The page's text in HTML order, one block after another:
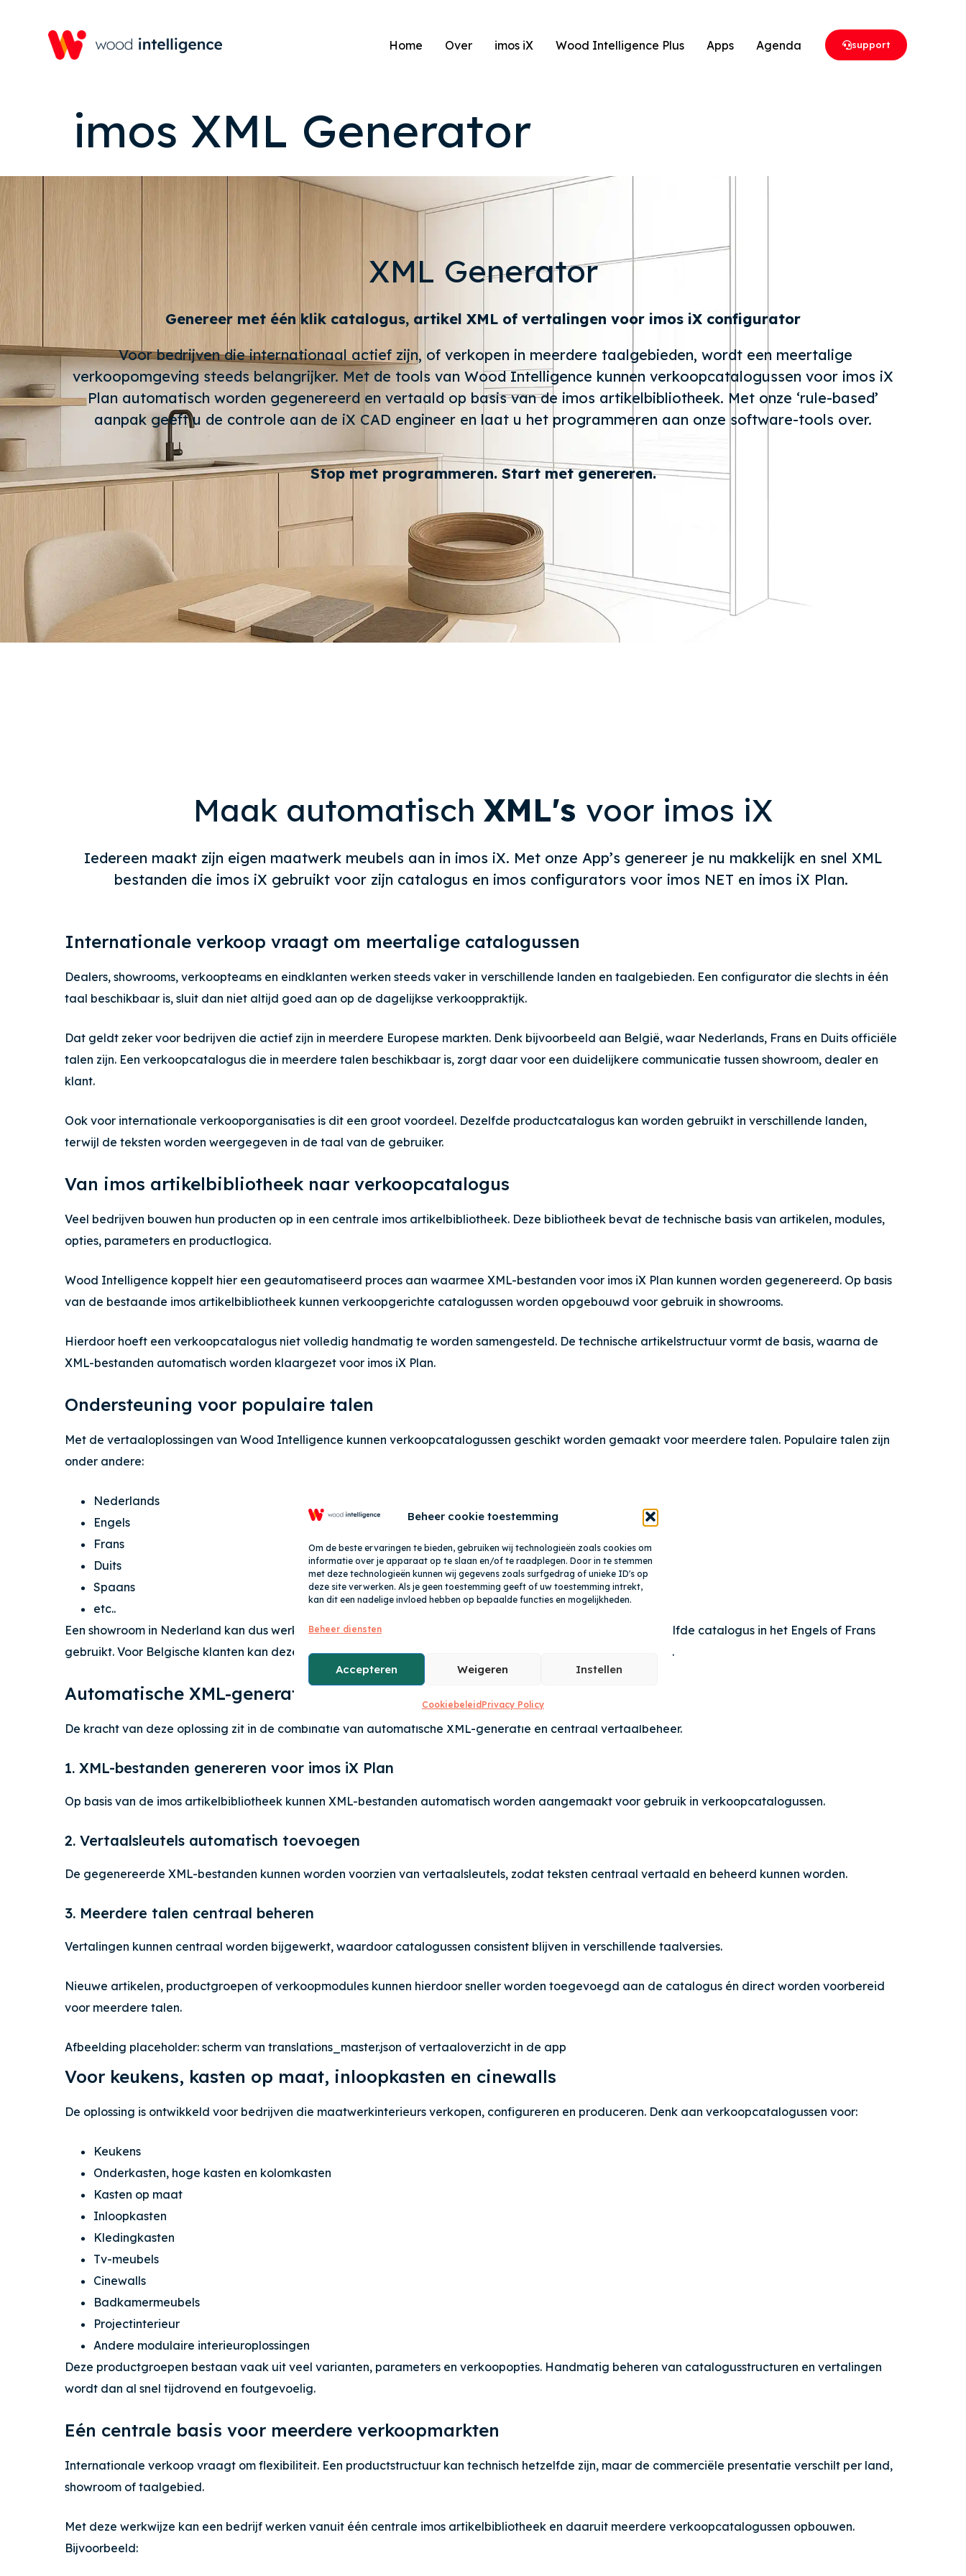
Beheer cookie toestemming
Om de beste ervaringen te bieden, gebruiken wij technologieën zoals cookies om
informatie over je apparaat op te slaan en/of te raadplegen. Door in te stemmen
met deze technologieën kunnen wij gegevens zoals surfgedrag of unieke ID's op
deze site verwerken. Als je geen toestemming geeft of uw toestemming intrekt,
kan dit een nadelige invloed hebben op bepaalde functies en mogelijkheden.
Beheer diensten
Accepteren Weigeren Instellen
Cookiebeleid Privacy Policy
Home Over imos iX Wood Intelligence Plus Apps Agenda support
imos XML Generator
XML Generator
Genereer met één klik catalogus, artikel XML of vertalingen voor imos iX configurator
Voor bedrijven die internationaal actief zijn, of verkopen in meerdere taalgebieden, wordt een meertalige
verkoopomgeving steeds belangrijker. Met de tools van Wood Intelligence kunnen verkoopcatalogussen voor imos iX
Plan automatisch worden gegenereerd en vertaald op basis van de imos artikelbibliotheek. Met onze ‘rule-based’
aanpak geeft u de controle aan de iX CAD engineer en laat u het programmeren aan onze software-tools over.
Stop met programmeren. Start met genereren.
Maak automatisch XML's voor imos iX
Iedereen maakt zijn eigen maatwerk meubels aan in imos iX. Met onze App’s genereer je nu makkelijk en snel XML
bestanden die imos iX gebruikt voor zijn catalogus en imos configurators voor imos NET en imos iX Plan.
Internationale verkoop vraagt om meertalige catalogussen
Dealers, showrooms, verkoopteams en eindklanten werken steeds vaker in verschillende landen en taalgebieden. Een configurator die slechts in één
taal beschikbaar is, sluit dan niet altijd goed aan op de dagelijkse verkooppraktijk.
Dat geldt zeker voor bedrijven die actief zijn in meerdere Europese markten. Denk bijvoorbeeld aan België, waar Nederlands, Frans en Duits officiële
talen zijn. Een verkoopcatalogus die in meerdere talen beschikbaar is, zorgt daar voor een duidelijkere communicatie tussen showroom, dealer en
klant.
Ook voor internationale verkooporganisaties is dit een groot voordeel. Dezelfde productcatalogus kan worden gebruikt in verschillende landen,
terwijl de teksten worden weergegeven in de taal van de gebruiker.
Van imos artikelbibliotheek naar verkoopcatalogus
Veel bedrijven bouwen hun producten op in een centrale imos artikelbibliotheek. Deze bibliotheek bevat de technische basis van artikelen, modules,
opties, parameters en productlogica.
Wood Intelligence koppelt hier een geautomatiseerd proces aan waarmee XML-bestanden voor imos iX Plan kunnen worden gegenereerd. Op basis
van de bestaande imos artikelbibliotheek kunnen verkoopgerichte catalogussen worden opgebouwd voor gebruik in showrooms.
Hierdoor hoeft een verkoopcatalogus niet volledig handmatig te worden samengesteld. De technische artikelstructuur vormt de basis, waarna de
XML-bestanden automatisch worden klaargezet voor imos iX Plan.
Ondersteuning voor populaire talen
Met de vertaaloplossingen van Wood Intelligence kunnen verkoopcatalogussen geschikt worden gemaakt voor meerdere talen. Populaire talen zijn
onder andere:
Nederlands
Engels
Frans
Duits
Spaans
etc..
Een showroom in Nederland kan dus werken met Nederlandse teksten, terwijl een internationale dealer dezelfde catalogus in het Engels of Frans
gebruikt. Voor Belgische klanten kan dezelfde catalogus worden voorbereid voor Nederlands, Frans en Duits.
Automatische XML-generatie en vertaalbeheer
De kracht van deze oplossing zit in de combinatie van automatische XML-generatie en centraal vertaalbeheer.
1. XML-bestanden genereren voor imos iX Plan
Op basis van de imos artikelbibliotheek kunnen XML-bestanden automatisch worden aangemaakt voor gebruik in verkoopcatalogussen.
2. Vertaalsleutels automatisch toevoegen
De gegenereerde XML-bestanden kunnen worden voorzien van vertaalsleutels, zodat teksten centraal vertaald en beheerd kunnen worden.
3. Meerdere talen centraal beheren
Vertalingen kunnen centraal worden bijgewerkt, waardoor catalogussen consistent blijven in verschillende taalversies.
Nieuwe artikelen, productgroepen of verkoopmodules kunnen hierdoor sneller worden toegevoegd aan de catalogus én direct worden voorbereid
voor meerdere talen.
Afbeelding placeholder: scherm van translations_master.json of vertaaloverzicht in de app
Voor keukens, kasten op maat, inloopkasten en cinewalls
De oplossing is ontwikkeld voor bedrijven die maatwerkinterieurs verkopen, configureren en produceren. Denk aan verkoopcatalogussen voor:
Keukens
Onderkasten, hoge kasten en kolomkasten
Kasten op maat
Inloopkasten
Kledingkasten
Tv-meubels
Cinewalls
Badkamermeubels
Projectinterieur
Andere modulaire interieuroplossingen
Deze productgroepen bestaan vaak uit veel varianten, parameters en verkoopopties. Handmatig beheren van catalogusstructuren en vertalingen
wordt dan al snel tijdrovend en foutgevoelig.
Eén centrale basis voor meerdere verkoopmarkten
Internationale verkoop vraagt om flexibiliteit. Een productstructuur kan technisch hetzelfde zijn, maar de commerciële presentatie verschilt per land,
showroom of taalgebied.
Met deze werkwijze kan een bedrijf werken vanuit één centrale imos artikelbibliotheek en daaruit meerdere verkoopcatalogussen opbouwen.
Bijvoorbeeld: